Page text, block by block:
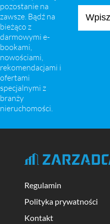
pozostanie na
zawsze. Bądź na
bieżąco z
darmowymi e-
bookami,
nowościami,
rekomendacjami i
ofertami
specjalnymi z
branży
nieruchomości.
Regulamin
Polityka prywatności
Kontakt